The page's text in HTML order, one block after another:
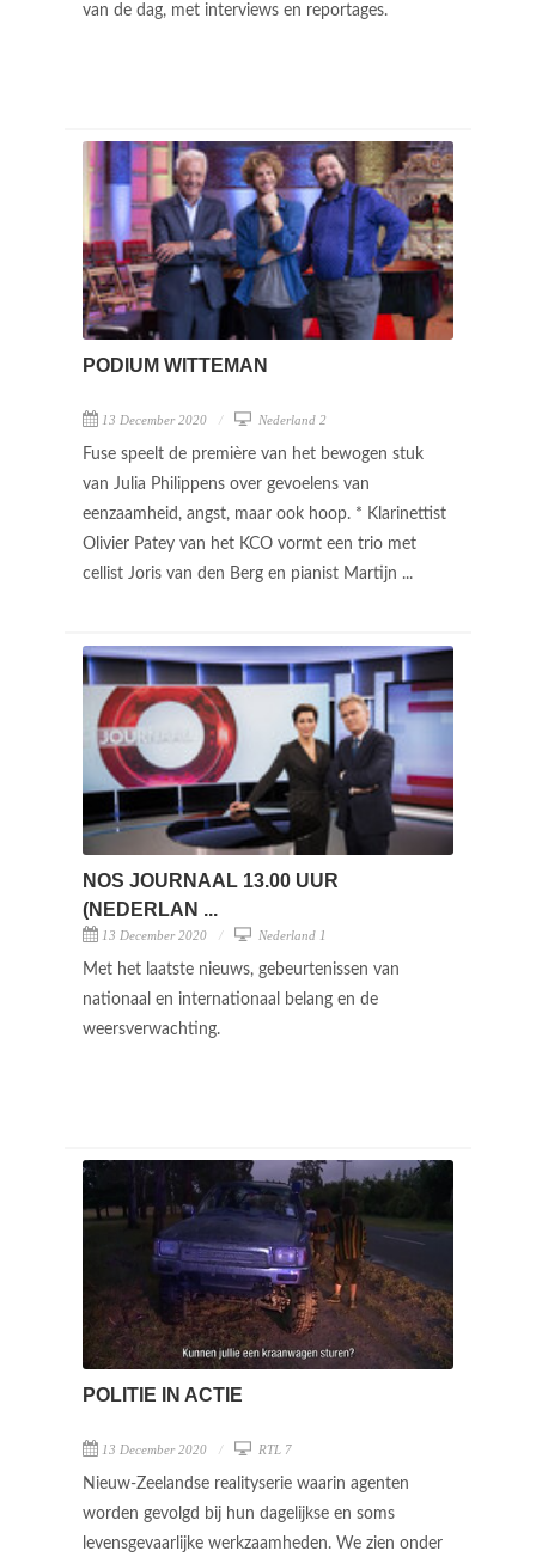
van de dag, met interviews en reportages.
PODIUM WITTEMAN
13 December 2020 Nederland 2
Fuse speelt de première van het bewogen stuk
van Julia Philippens over gevoelens van
eenzaamheid, angst, maar ook hoop. * Klarinettist
Olivier Patey van het KCO vormt een trio met
cellist Joris van den Berg en pianist Martijn ...
NOS JOURNAAL 13.00 UUR
(NEDERLAN ...
13 December 2020 Nederland 1
Met het laatste nieuws, gebeurtenissen van
nationaal en internationaal belang en de
weersverwachting.
POLITIE IN ACTIE
13 December 2020 RTL 7
Nieuw-Zeelandse realityserie waarin agenten
worden gevolgd bij hun dagelijkse en soms
levensgevaarlijke werkzaamheden. We zien onder